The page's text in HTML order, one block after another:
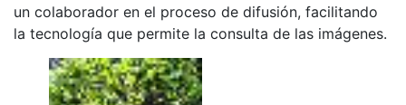
un colaborador en el proceso de difusión, facilitando
la tecnología que permite la consulta de las imágenes.